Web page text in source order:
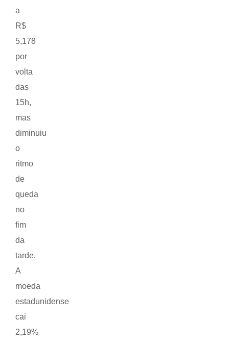
a
R$
5,178
por
volta
das
15h,
mas
diminuiu
o
ritmo
de
queda
no
fim
da
tarde.
A
moeda
estadunidense
cai
2,19%